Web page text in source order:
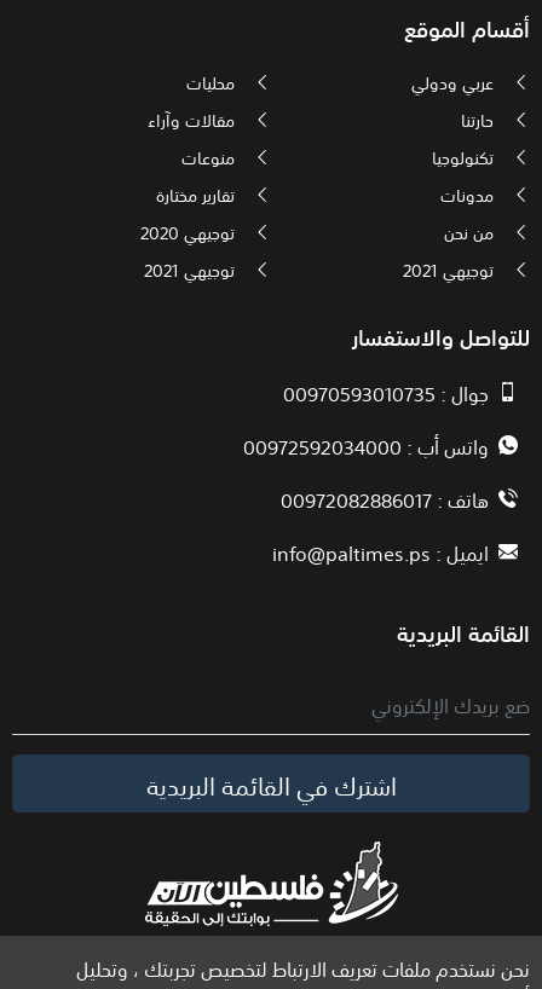
نحن نستخدم ملفات تعريف الارتباط لتخصيص تجربتك ، وتحليل
أقسام الموقع
عربي ودولي
محليات
حارتنا
مقالات وآراء
تكنولوجيا
منوعات
مدونات
تقارير مختارة
من نحن
توجيهي 2020
توجيهي 2021
توجيهي 2021
للتواصل والاستفسار
جوال : 00970593010735
واتس أب : 00972592034000
هاتف : 00972082886017
ايميل :info@paltimes.ps
القائمة البريدية
اشترك في القائمة البريدية
الحقوق محفوظة لموقع فلسطين الآن © 2026